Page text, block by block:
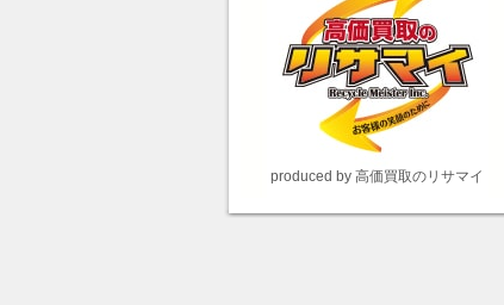
produced by 高価買取のリサマイ